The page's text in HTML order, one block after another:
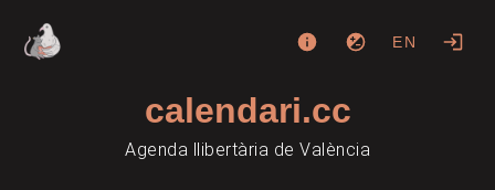
EN
calendari.cc
Agenda llibertària de València